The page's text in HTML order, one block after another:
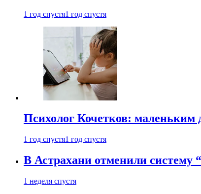
1 год спустя1 год спустя
Психолог Кочетков: маленьким
1 год спустя1 год спустя
В Астрахани отменили систему
1 неделя спустя